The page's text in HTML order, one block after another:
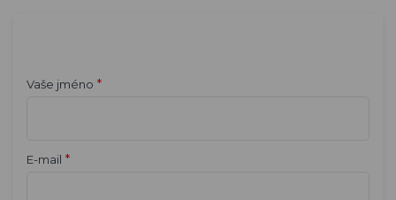
Vaše jméno *
E-mail *